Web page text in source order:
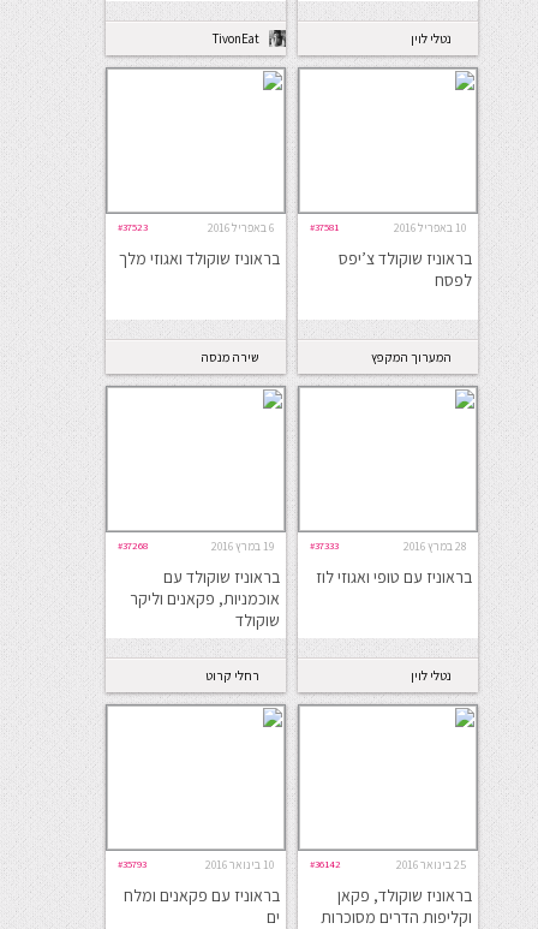
נטלי לוין TivonEat
10 באפריל 2016 #37581
בראוניז שוקולד צ’יפס
לפסח
המערוך המקפץ
6 באפריל 2016 #37523
בראוניז שוקולד ואגוזי מלך
שירה מנסה
במטבח
28 במרץ 2016 #37333
בראוניז עם טופי ואגוזי לוז
נטלי לוין
19 במרץ 2016 #37268
בראוניז שוקולד עם
אוכמניות, פקאנים וליקר
שוקולד
רחלי קרוט
25 בינואר 2016 #36142
בראוניז שוקולד, פקאן
וקליפות הדרים מסוכרות
10 בינואר 2016 #35793
בראוניז עם פקאנים ומלח
ים